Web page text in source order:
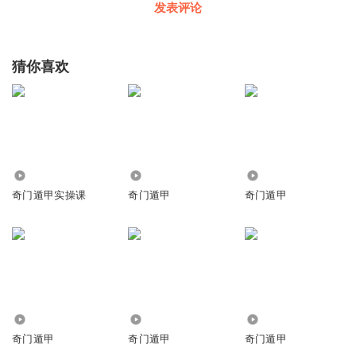
发表评论
猜你喜欢
奇门遁甲实操课 奇门遁甲 奇门遁甲
奇门遁甲 奇门遁甲 奇门遁甲